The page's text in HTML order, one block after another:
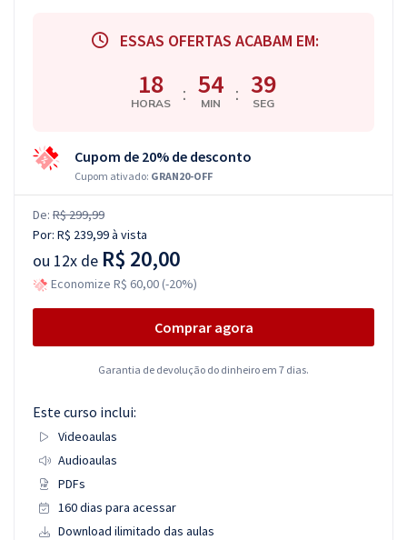
ESSAS OFERTAS ACABAM EM:
18
HORAS : 54
MIN : 38
SEG
Cupom de 20% de desconto
Cupom ativado: GRAN20-OFF
De: R$ 299,99
Por: R$ 239,99à vista
ou 12x de R$ 20,00
Economize R$ 60,00 (-20%)
Comprar agora
Garantia de devolução do dinheiro em 7 dias.
Este curso inclui:
Videoaulas
Audioaulas
PDFs
160 dias para acessar
Download ilimitado das aulas